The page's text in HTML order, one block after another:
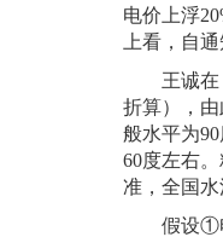
电价上浮
上看，自
王诚
折算），
般水平为
60度左右
准，全国水
假设①